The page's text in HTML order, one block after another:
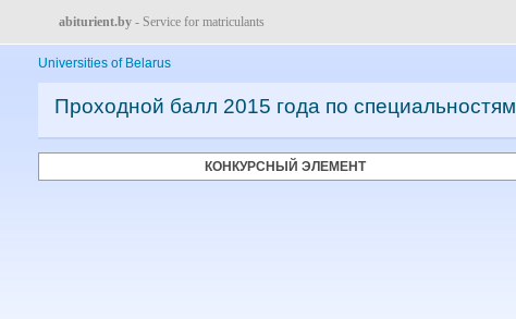
abiturient.by - Service for matriculants
Universities of Belarus
Проходной балл 2015 года по специальностям
КОНКУРСНЫЙ ЭЛЕМЕНТ